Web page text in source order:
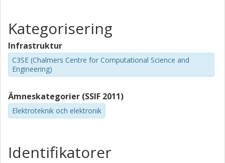
Kategorisering
Infrastruktur
C3SE (Chalmers Centre for Computational Science and
Engineering)
Ämneskategorier (SSIF 2011)
Elektroteknik och elektronik
Identifikatorer